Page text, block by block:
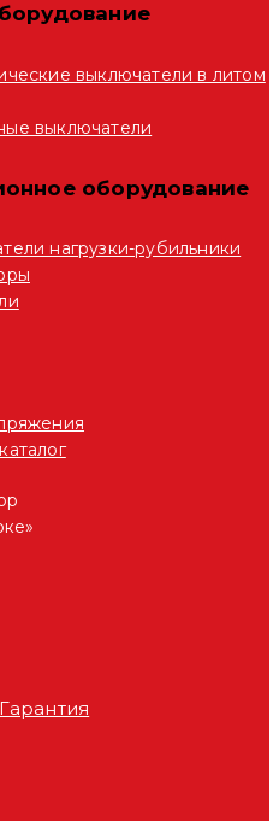
выключатели в литом
выключатели
оборудование
нагрузки-рубильники